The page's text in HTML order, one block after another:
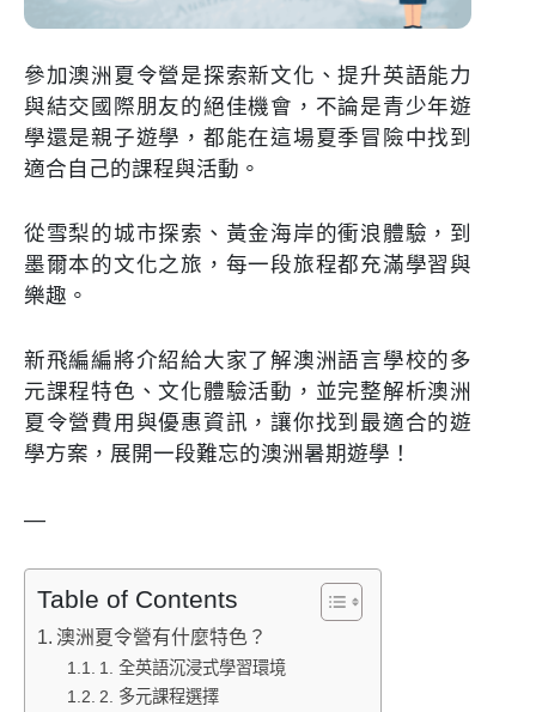
參加澳洲夏令營是探索新文化、提升英語能力
與結交國際朋友的絕佳機會，不論是青少年遊
學還是親子遊學，都能在這場夏季冒險中找到
適合自己的課程與活動。
從雪梨的城市探索、黃金海岸的衝浪體驗，到
墨爾本的文化之旅，每一段旅程都充滿學習與
樂趣。
新飛編編將介紹給大家了解澳洲語言學校的多
元課程特色、文化體驗活動，並完整解析澳洲
夏令營費用與優惠資訊，讓你找到最適合的遊
學方案，展開一段難忘的澳洲暑期遊學！
—
Table of Contents
澳洲夏令營有什麼特色？
1. 全英語沉浸式學習環境
2. 多元課程選擇